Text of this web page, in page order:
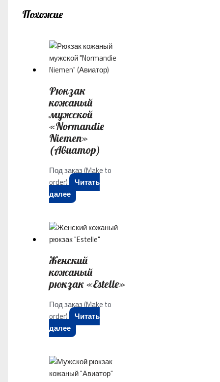
Похожие
Рюкзак
кожаный
мужской
«Normandie
Niemen»
(Авиатор)
Под заказ (Make to
order) Читать
далее
Женский
кожаный
рюкзак «Estelle»
Под заказ (Make to
order) Читать
далее